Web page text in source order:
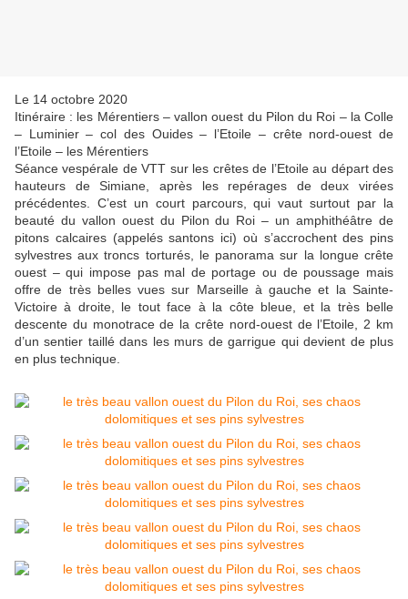
Le 14 octobre 2020
Itinéraire : les Mérentiers – vallon ouest du Pilon du Roi – la Colle
– Luminier – col des Ouides – l’Etoile – crête nord-ouest de
l’Etoile – les Mérentiers
Séance vespérale de VTT sur les crêtes de l’Etoile au départ des
hauteurs de Simiane, après les repérages de deux virées
précédentes. C’est un court parcours, qui vaut surtout par la
beauté du vallon ouest du Pilon du Roi – un amphithéâtre de
pitons calcaires (appelés santons ici) où s’accrochent des pins
sylvestres aux troncs torturés, le panorama sur la longue crête
ouest – qui impose pas mal de portage ou de poussage mais
offre de très belles vues sur Marseille à gauche et la Sainte-
Victoire à droite, le tout face à la côte bleue, et la très belle
descente du monotrace de la crête nord-ouest de l’Etoile, 2 km
d’un sentier taillé dans les murs de garrigue qui devient de plus
en plus technique.